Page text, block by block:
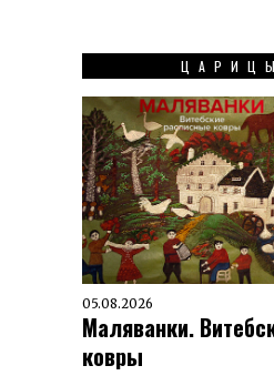
05.08.2026
Маляванки.
ковры